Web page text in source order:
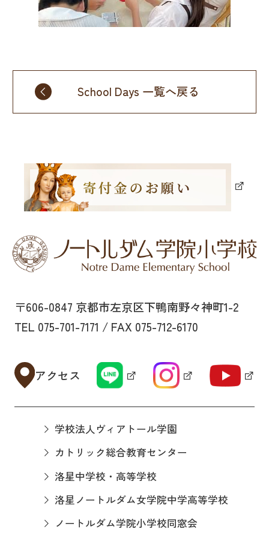
School Days 一覧へ戻る
〒606-0847 京都市左京区下鴨南野々神町1-2
TEL 075-701-7171 / FAX 075-712-6170
アクセス
学校法人ヴィアトール学園
カトリック総合教育センター
洛星中学校・高等学校
洛星ノートルダム女学院中学高等学校
ノートルダム学院小学校同窓会